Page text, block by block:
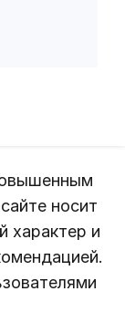
носит
характер и